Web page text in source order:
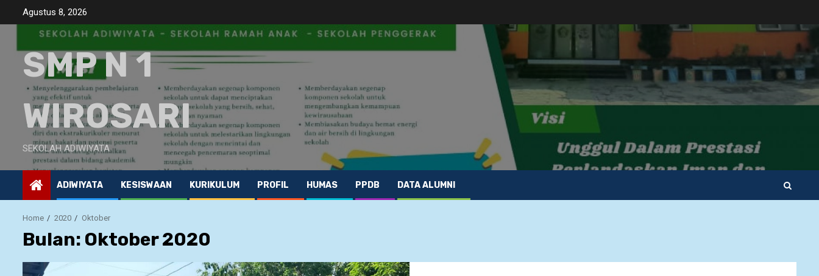
Agustus 8, 2026
SMP N 1
WIROSARI
SEKOLAH ADIWIYATA
ADIWIYATA KESISWAAN KURIKULUM PROFIL HUMAS PPDB DATA ALUMNI
Home 2020 Oktober
Bulan: Oktober 2020